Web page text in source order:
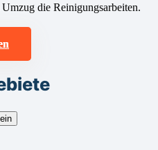
die Reinigungsarbeiten.